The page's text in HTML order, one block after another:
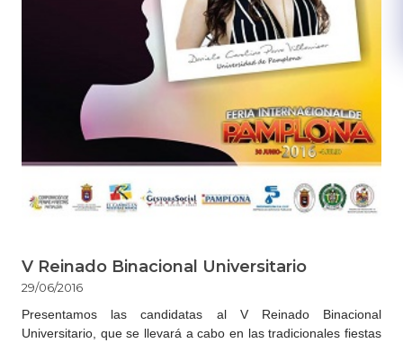
V Reinado Binacional Universitario
29/06/2016
Presentamos las candidatas al V Reinado Binacional
Universitario, que se llevará a cabo en las tradicionales fiestas